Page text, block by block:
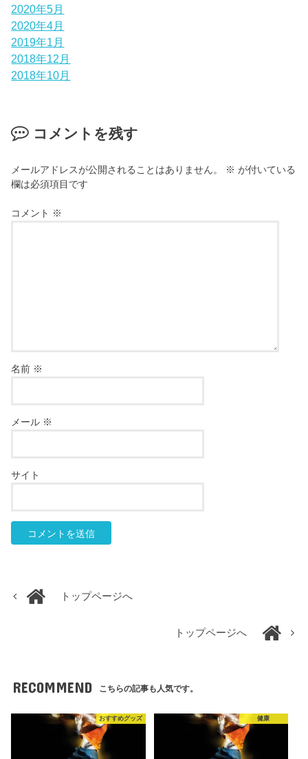
2020年5月
2020年4月
2019年1月
2018年12月
2018年10月
コメントを残す
メールアドレスが公開されることはありません。 ※ が付いている
欄は必須項目です
コメント ※
名前 ※
メール ※
サイト
トップページへ
トップページへ
RECOMMEND こちらの記事も人気です。
おすすめグッズ 健康